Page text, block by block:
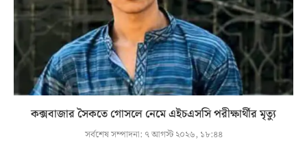
কক্সবাজার সৈকতে গোসলে নেমে এইচএসসি পরীক্ষার্থীর মৃত্যু
সর্বশেষ সম্পাদনা: ৭ আগস্ট ২০২৬, ১৮:৪৪